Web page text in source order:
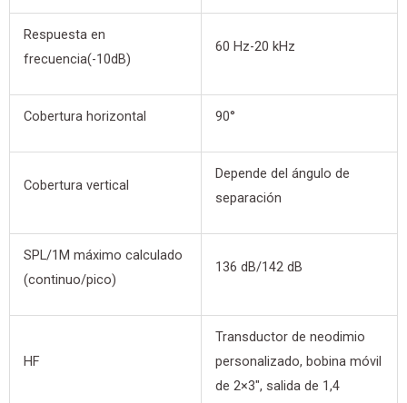
Respuesta en
frecuencia(-10dB)
60 Hz-20 kHz
Cobertura horizontal 90°
Cobertura vertical
Depende del ángulo de
separación
SPL/1M máximo calculado
(continuo/pico)
136 dB/142 dB
HF
Transductor de neodimio
personalizado, bobina móvil
de 2×3″, salida de 1,4